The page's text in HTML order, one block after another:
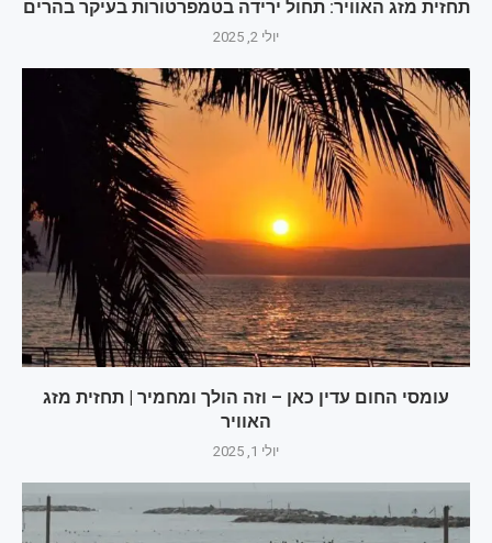
תחזית מזג האוויר: תחול ירידה בטמפרטורות בעיקר בהרים
יולי 2, 2025
עומסי החום עדין כאן – וזה הולך ומחמיר | תחזית מזג
האוויר
יולי 1, 2025